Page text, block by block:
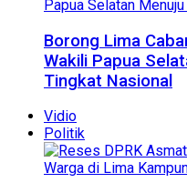
Borong Lima
Wakili Papua
Tingkat Nasional
Vidio
Politik